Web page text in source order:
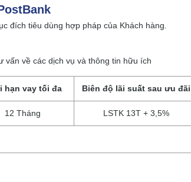
đích tiêu dùng hợp pháp của Khách hàng.
về các dịch vụ và thông tin hữu ích
hạn vay tối đa
12 Tháng
Biên độ lãi suất sau ưu đãi
LSTK 13T + 3,5%